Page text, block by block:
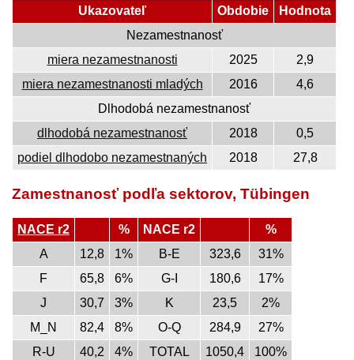
Ukazovateľ Obdobie
Hodnota
Nezamestnanosť
miera nezamestnanosti
2025
2,9
miera nezamestnanosti mladých
2016
4,6
Dlhodobá nezamestnanosť
dlhodobá nezamestnanosť
2018
0,5
podiel dlhodobo nezamestnaných
2018 27,8
Zamestnanosť podľa sektorov, Tübingen
NACE r2 % NACE r2
%
A
12,8 1% B-E 323,6
31%
F
65,8 6% G-I 180,6
17%
J
30,7 3% K 23,5
2%
M_N
82,4 8% O-Q 284,9
27%
R-U
40,2 4% TOTAL 1050,4
100%